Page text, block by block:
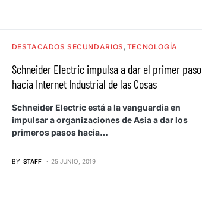
DESTACADOS SECUNDARIOS TECNOLOGÍA
Schneider Electric impulsa a dar el primer paso
hacia Internet Industrial de las Cosas
Schneider Electric está a la vanguardia en
impulsar a organizaciones de Asia a dar los
primeros pasos hacia…
BY STAFF 25 JUNIO, 2019